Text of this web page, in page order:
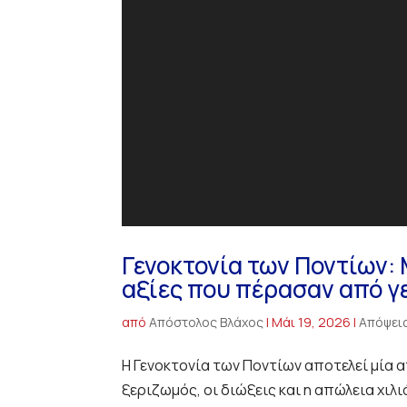
Γενοκτονία των
αξίες που πέρασαν από
απόΑπόστολος Βλάχος|Μάι 19, 2026 |
Η Γενοκτονία των Ποντίων αποτελεί μία
ξεριζωμός, οι διώξεις και η απώλεια